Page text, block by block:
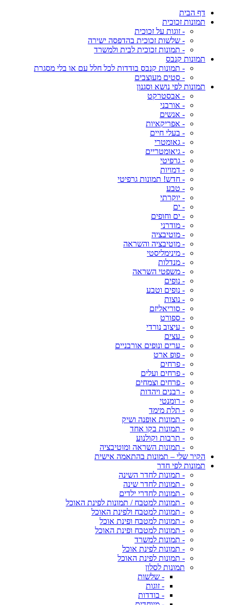
דף הבית
תמונות זכוכית
- זוגות על זכוכית
- שלשות זכוכית בהדפסה ישירה
- תמונות זכוכית לבית ולמשרד
תמונות קנבס
- תמונות קנבס בודדות לכל חלל עם או בלי מסגרת
- סטים מעוצבים
תמונות לפי נושא וסגנון
- אבסטרקט
- אורבני
- אנשים
- אפריקאיות
- בעלי חיים
- גאומטרי
- גיאומטריים
- גרפיטי
- דמויות
- חדש! תמונות גרפיטי
- טבע
- יוקרתי
- ים
- ים וחופים
- מודרני
- מוטיבציה
- מוטיבציה והשראה
- מינימליסטי
- מנדלות
- משפטי השראה
- נופים
- נופים וטבע
- נוצות
- סוריאליזם
- ספורט
- עיצוב נורדי
- עצים
- ערים ונופים אורבניים
- פופ ארט
- פרחים
- פרחים ועלים
- פרחים וצמחים
- רבנים ויהדות
- רומנטי
- תלת מימד
- תמונות אופנה ושיק
- תמונות בקו אחד
- תרבות וקולנוע
- תמונות השראה ומוטיבציה
הקיר שלי – תמונות בהתאמה אישית
תמונות לפי חדר
- תמונות לחדר השינה
- תמונות לחדר שינה
- תמונות לחדרי ילדים
- תמונות למטבח / תמונות לפינת האוכל
- תמונות למטבח ולפינת האוכל
- תמונות למטבח ופינת אוכל
- תמונות למטבח ופינת האוכל
- תמונות למשרד
- תמונות לפינת אוכל
- תמונות לפינת האוכל
תמונות לסלון
- שלשות
- זוגות
- בודדות